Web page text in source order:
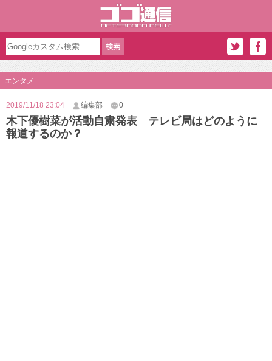
エンタメ
2019/11/18 23:04 編集部 0
木下優樹菜が活動自粛発表 テレビ局はどのように
報道するのか？